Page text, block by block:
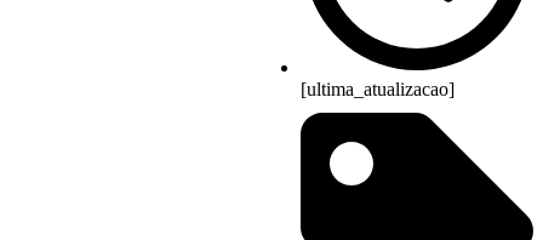
[ultima_atualizacao]